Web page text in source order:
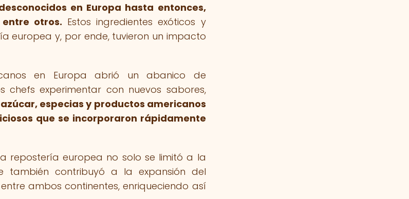
en Europa hasta entonces,
otros. Estos ingredientes exóticos y
europea y, por ende, tuvieron un impacto
en Europa abrió un abanico de
experimentar con nuevos sabores,
especias y productos americanos
que se incorporaron rápidamente
repostería europea no solo se limitó a la
también contribuyó a la expansión del
ambos continentes, enriqueciendo así